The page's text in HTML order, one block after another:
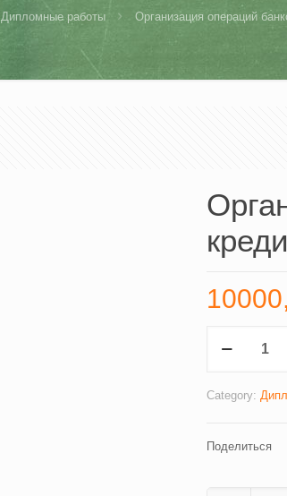
Дипломные работы Организация операций
операций
с
(10114)
Category:
Поделиться